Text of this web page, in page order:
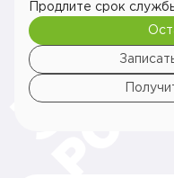
Продлите срок